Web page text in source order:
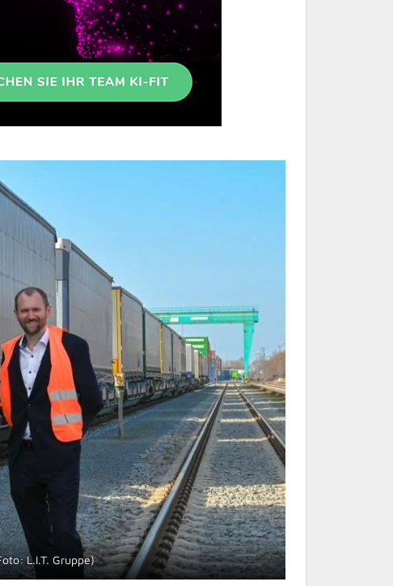
L.I.T. Gruppe)